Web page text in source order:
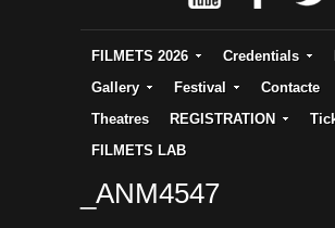
FILMETS 2026 Credentials
Gallery
Festival
Contacte
Theatres
REGISTRATION
FILMETS LAB
_ANM4547